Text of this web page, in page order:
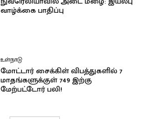
வாழ்க்கை பாதிப்பு
உள்நாடு
மோட்டார் சைக்கிள் விபத்துகளில் 7
மாதங்களுக்குள் 749 இற்கு
மேற்பட்டோர் பலி!